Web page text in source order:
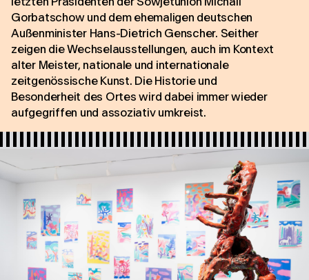
Gorbatschow und dem ehemaligen deutschen
Außenminister Hans-Dietrich Genscher. Seither
zeigen die Wechselausstellungen, auch im Kontext
alter Meister, nationale und internationale
zeitgenössische Kunst. Die Historie und
Besonderheit des Ortes wird dabei immer wieder
aufgegriffen und assoziativ umkreist.